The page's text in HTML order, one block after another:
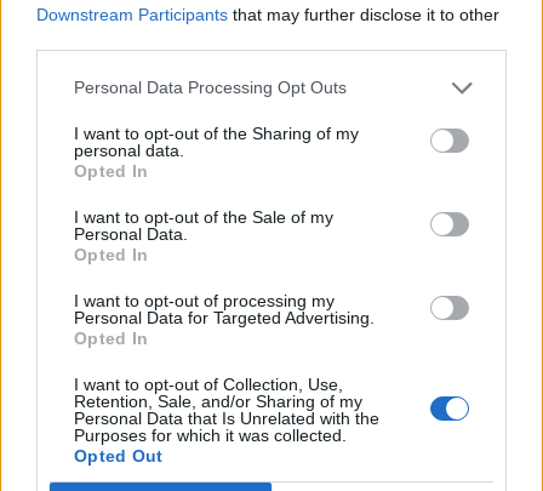
Downstream Participants that may further disclose it to other
Personal Data Processing Opt Outs
I want to opt-out of the Sharing of my
personal data.
Opted In
I want to opt-out of the Sale of my
Personal Data.
Opted In
I want to opt-out of processing my
Personal Data for Targeted Advertising.
Opted In
I want to opt-out of Collection, Use,
Retention, Sale, and/or Sharing of my
Personal Data that Is Unrelated with the
Purposes for which it was collected.
Opted Out
Controlli della Guardia di Finanza ai
distributori di carburante nel Varesotto:
sei impianti sanzionati